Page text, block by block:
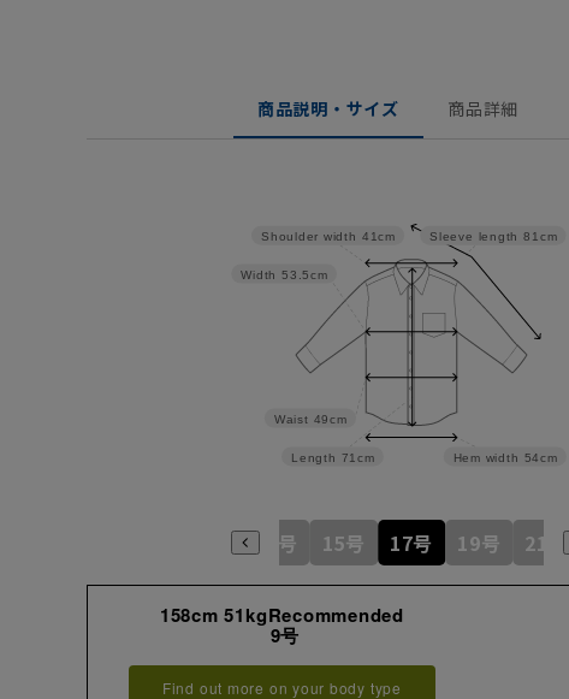
商品説明・サイズ 商品詳細
Hem width 54cm
Sleeve length 81cm
Length 71cm
Waist 49cm
Width 53.5cm
Shoulder width 41cm
13号 15号 17号 19号 21号
158cm 51kgRecommended
9号
Find out more on your body type